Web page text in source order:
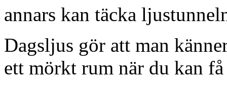
annars kan täcka
Dagsljus gör att man
ett mörkt rum när du kan